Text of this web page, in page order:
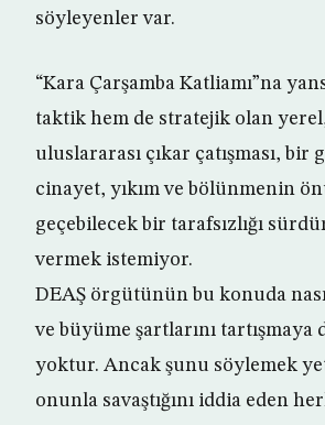
söyleyenler var.
“Kara Çarşamba Katliamı”na
taktik hem de stratejik olan
uluslararası çıkar çatışması,
cinayet, yıkım ve bölünmenin
geçebilecek bir tarafsızlığı
vermek istemiyor.
DEAŞ örgütünün bu konuda
ve büyüme şartlarını tartışmaya
yoktur. Ancak şunu söylemek
onunla savaştığını iddia eden